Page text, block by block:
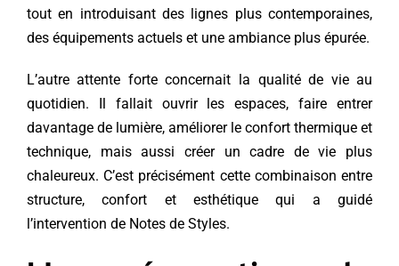
tout en introduisant des lignes plus contemporaines,
des équipements actuels et une ambiance plus épurée.
L’autre attente forte concernait la qualité de vie au
quotidien. Il fallait ouvrir les espaces, faire entrer
davantage de lumière, améliorer le confort thermique et
technique, mais aussi créer un cadre de vie plus
chaleureux. C’est précisément cette combinaison entre
structure, confort et esthétique qui a guidé
l’intervention de Notes de Styles.